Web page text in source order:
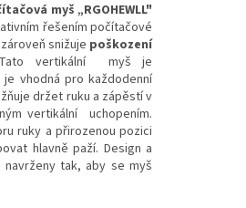
myš „RGOHEWLL"
řešením počítačové
snižuje poškození
Tato vertikální myš je
vhodná pro každodenní
držet ruku a zápěstí v
vertikální uchopením.
ruky a přirozenou pozici
hlavně paží. Design a
tak, aby se myš